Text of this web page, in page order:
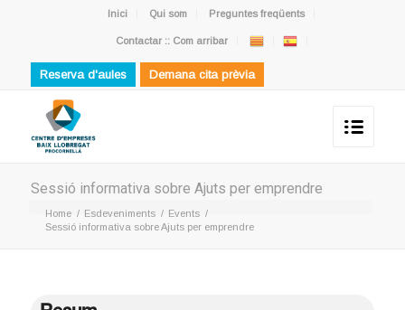
Inici Qui som Preguntes freqüents
Contactar :: Com arribar
Reserva d'aules Demana cita prèvia
Sessió informativa sobre Ajuts per emprendre
Home / Esdeveniments / Events /
Sessió informativa sobre Ajuts per emprendre